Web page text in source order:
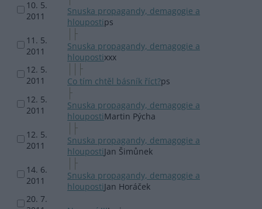
10. 5.
2011
Snuska propagandy, demagogie a
hloupostips
11. 5.
2011
Snuska propagandy, demagogie a
hloupostixxx
12. 5.
2011
Co tím chtěl básník říct?ps
12. 5.
2011
Snuska propagandy, demagogie a
hloupostiMartin Pýcha
12. 5.
2011
Snuska propagandy, demagogie a
hloupostiJan Šimůnek
14. 6.
2011
Snuska propagandy, demagogie a
hloupostiJan Horáček
20. 7.